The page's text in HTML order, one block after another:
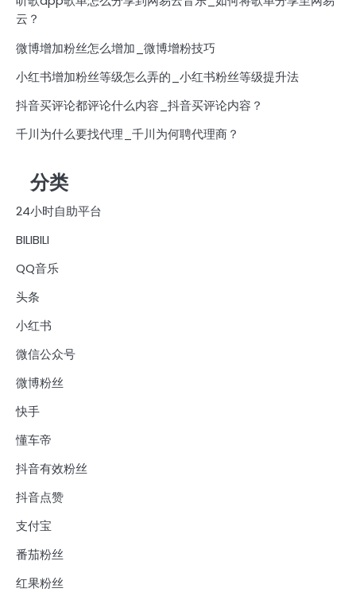
云？
微博增加粉丝怎么增加_微博增粉技巧
小红书增加粉丝等级怎么弄的_小红书粉丝等级提升法
抖音买评论都评论什么内容_抖音买评论内容？
千川为什么要找代理_千川为何聘代理商？
分类
24小时自助平台
BILIBILI
QQ音乐
头条
小红书
微信公众号
微博粉丝
快手
懂车帝
抖音有效粉丝
抖音点赞
支付宝
番茄粉丝
红果粉丝